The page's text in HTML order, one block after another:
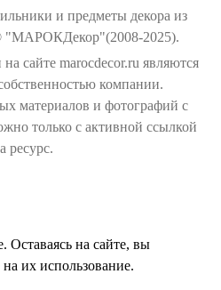
и предметы декора из
"МАРОКДекор"(2008-2025).
сайте marocdecor.ru являются
компании.
материалов и фотографий с
только с активной ссылкой
ресурс.
на сайте, вы
на их использование.